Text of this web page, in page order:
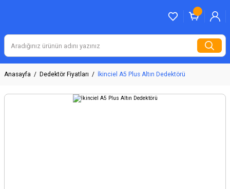
Anasayfa Dedektör Fiyatları İkinciel A5 Plus Altın Dedektörü